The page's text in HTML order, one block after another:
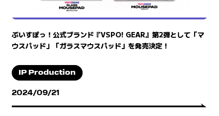
ぶいすぽっ！公式ブランド『VSPO! GEAR』第2弾として「マ
ウスパッド」「ガラスマウスパッド」を発売決定！
IP Production
2024/09/21